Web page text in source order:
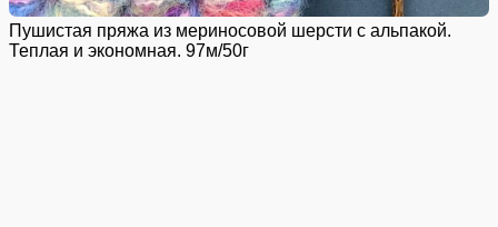
Пушистая пряжа из мериносовой шерсти с альпакой.
Теплая и экономная. 97м/50г